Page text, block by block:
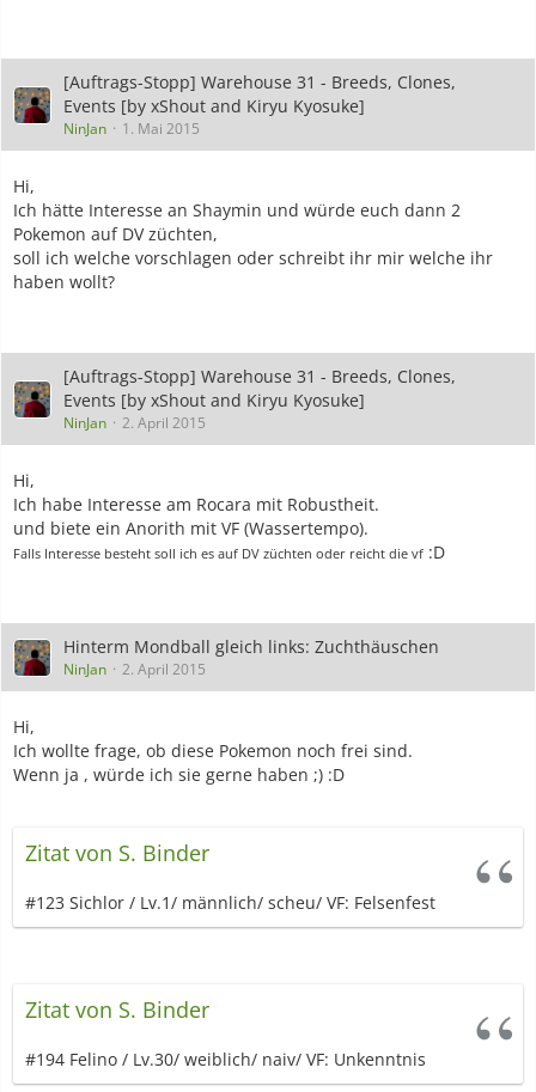
[Auftrags-Stopp] Warehouse 31 - Breeds, Clones,
Events [by xShout and Kiryu Kyosuke]
NinJan 1. Mai 2015
Hi,
Ich hätte Interesse an Shaymin und würde euch dann 2
Pokemon auf DV züchten,
soll ich welche vorschlagen oder schreibt ihr mir welche ihr
haben wollt?
[Auftrags-Stopp] Warehouse 31 - Breeds, Clones,
Events [by xShout and Kiryu Kyosuke]
NinJan 2. April 2015
Hi,
Ich habe Interesse am Rocara mit Robustheit.
und biete ein Anorith mit VF (Wassertempo).
Falls Interesse besteht soll ich es auf DV züchten oder reicht die vf :D
Hinterm Mondball gleich links: Zuchthäuschen
NinJan 2. April 2015
Hi,
Ich wollte frage, ob diese Pokemon noch frei sind.
Wenn ja , würde ich sie gerne haben ;) :D
Zitat von S. Binder
#123 Sichlor / Lv.1/ männlich/ scheu/ VF: Felsenfest
Zitat von S. Binder
#194 Felino / Lv.30/ weiblich/ naiv/ VF: Unkenntnis